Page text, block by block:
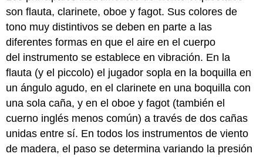
son flauta, clarinete, oboe y fagot. Sus colores de
tono muy distintivos se deben en parte a las
diferentes formas en que el aire en el cuerpo
del instrumento se establece en vibración. En la
flauta (y el piccolo) el jugador sopla en la boquilla en
un ángulo agudo, en el clarinete en una boquilla con
una sola caña, y en el oboe y fagot (también el
cuerno inglés menos común) a través de dos cañas
unidas entre sí. En todos los instrumentos de viento
de madera, el paso se determina variando la presión